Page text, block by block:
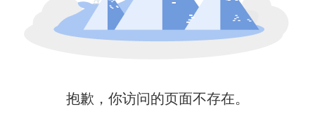
抱歉，你访问的页面不存在。